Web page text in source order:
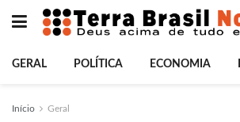
GERAL POLÍTICA ECONOMIA
Início Geral